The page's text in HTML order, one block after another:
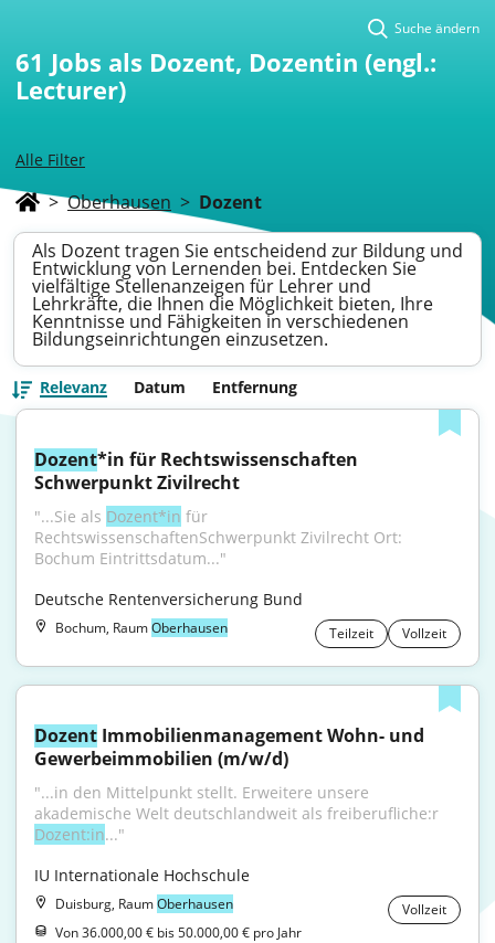
Alle Filter
Suche ändern
61 Jobs als Dozent, Dozentin (engl.:
Lecturer)
> Oberhausen > Dozent
Als Dozent tragen Sie entscheidend zur Bildung und
Entwicklung von Lernenden bei. Entdecken Sie
vielfältige Stellenanzeigen für Lehrer und
Lehrkräfte, die Ihnen die Möglichkeit bieten, Ihre
Kenntnisse und Fähigkeiten in verschiedenen
Bildungseinrichtungen einzusetzen.
Relevanz Datum Entfernung
Dozent*in für Rechtswissenschaften
Schwerpunkt Zivilrecht
"...Sie als Dozent*in für
RechtswissenschaftenSchwerpunkt Zivilrecht Ort:
Bochum Eintrittsdatum..."
Deutsche Rentenversicherung Bund
Bochum, RaumOberhausen Teilzeit Vollzeit
Dozent Immobilienmanagement Wohn- und
Gewerbeimmobilien (m/w/d)
"...in den Mittelpunkt stellt. Erweitere unsere
Dozent:in..."
IU Internationale Hochschule
Duisburg, RaumOberhausen
Vollzeit
Von 36.000,00 € bis 50.000,00 € pro Jahr